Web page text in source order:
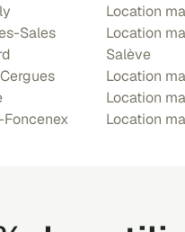
Sales
Location
Location
Salève
Location
Location
Location